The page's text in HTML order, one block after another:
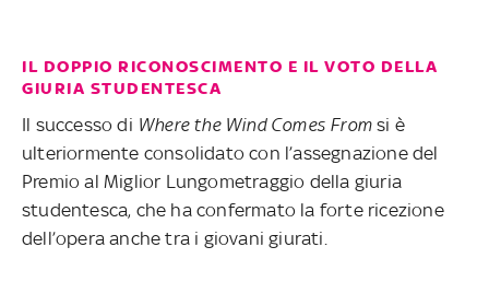
IL DOPPIO RICONOSCIMENTO E IL VOTO DELLA
GIURIA STUDENTESCA
Il successo di Where the Wind Comes From si è
ulteriormente consolidato con l’assegnazione del
Premio al Miglior Lungometraggio della giuria
studentesca, che ha confermato la forte ricezione
dell’opera anche tra i giovani giurati.